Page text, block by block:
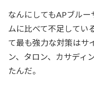
なんにしてもAPブル
ムに比べて不足してい
て最も強力な対策はサ
ン、タロン、カサディ
たんだ。